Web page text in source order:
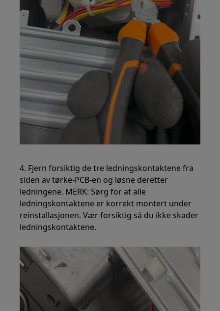
4. Fjern forsiktig de tre ledningskontaktene fra
siden av tørke-PCB-en og løsne deretter
ledningene. MERK: Sørg for at alle
ledningskontaktene er korrekt montert under
reinstallasjonen. Vær forsiktig så du ikke skader
ledningskontaktene.